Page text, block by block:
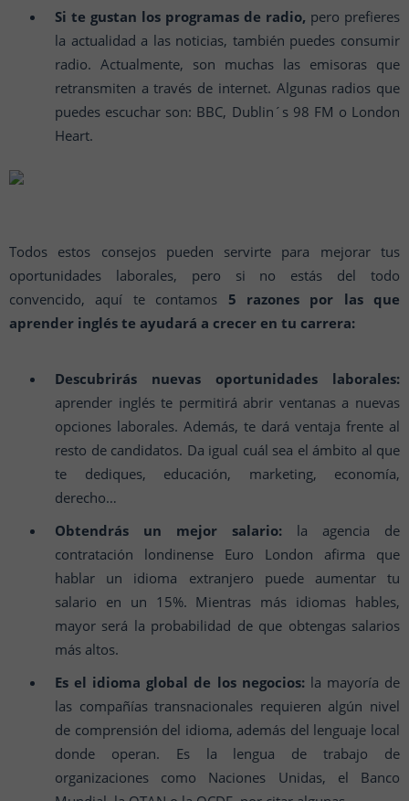
Si te gustan los programas de radio, pero prefieres
la actualidad a las noticias, también puedes consumir
radio. Actualmente, son muchas las emisoras que
retransmiten a través de internet. Algunas radios que
puedes escuchar son: BBC, Dublin´s 98 FM o London
Heart.
Todos estos consejos pueden servirte para mejorar tus
oportunidades laborales, pero si no estás del todo
convencido, aquí te contamos 5 razones por las que
aprender inglés te ayudará a crecer en tu carrera:
Descubrirás nuevas oportunidades laborales:
aprender inglés te permitirá abrir ventanas a nuevas
opciones laborales. Además, te dará ventaja frente al
resto de candidatos. Da igual cuál sea el ámbito al que
te dediques, educación, marketing, economía,
derecho…
Obtendrás un mejor salario: la agencia de
contratación londinense Euro London afirma que
hablar un idioma extranjero puede aumentar tu
salario en un 15%. Mientras más idiomas hables,
mayor será la probabilidad de que obtengas salarios
más altos.
Es el idioma global de los negocios:la mayoría de
las compañías transnacionales requieren algún nivel
de comprensión del idioma, además del lenguaje local
donde operan. Es la lengua de trabajo de
organizaciones como Naciones Unidas, el Banco